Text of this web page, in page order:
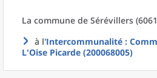
La commune de Sérévillers
à l'Intercommunalité :
L'Oise Picarde (200068005)